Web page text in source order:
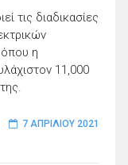
τις διαδικασίες
η
11,000
7 ΑΠΡΙΛΊΟΥ 2021